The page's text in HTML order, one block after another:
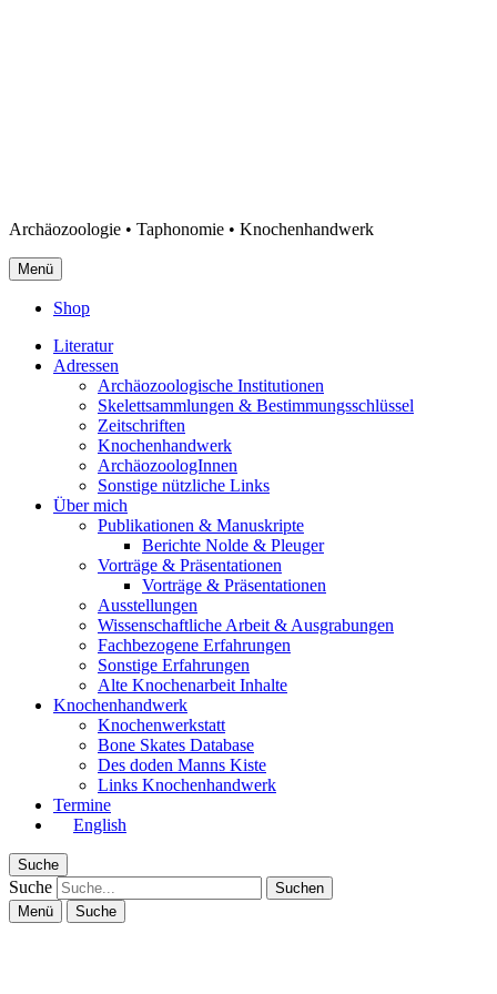
Archäozoologie • Taphonomie • Knochenhandwerk
Menü
Shop
Literatur
Adressen
Archäozoologische Institutionen
Skelettsammlungen & Bestimmungsschlüssel
Zeitschriften
Knochenhandwerk
ArchäozoologInnen
Sonstige nützliche Links
Über mich
Publikationen & Manuskripte
Berichte Nolde & Pleuger
Vorträge & Präsentationen
Vorträge & Präsentationen
Ausstellungen
Wissenschaftliche Arbeit & Ausgrabungen
Fachbezogene Erfahrungen
Sonstige Erfahrungen
Alte Knochenarbeit Inhalte
Knochenhandwerk
Knochenwerkstatt
Bone Skates Database
Des doden Manns Kiste
Links Knochenhandwerk
Termine
English
Suche
Suche
Menü Suche